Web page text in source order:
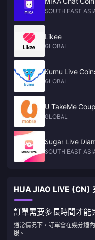
SOUTH EAST
Likee
GLOBAL
Kumu Live
GLOBAL
U TakeMe
GLOBAL
Sugar Live
SOUTH EAST
HUA JIAO LIVE (CN)
訂單需要多長時間才能
通常情況下，訂單會在幾分鐘
服。